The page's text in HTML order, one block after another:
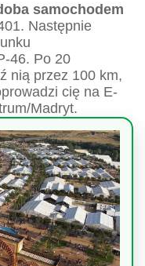
samochodem
Następnie
46. Po 20
nią przez 100 km,
cię na E-
Madryt.